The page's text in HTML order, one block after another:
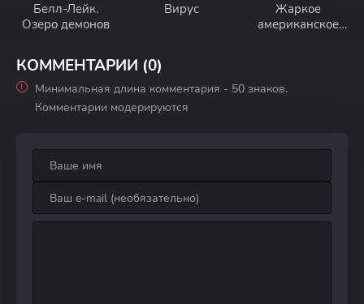
Белл-Лейк.
Озеро демонов
Вирус
Жаркое
американское
КОММЕНТАРИИ (0)
Минимальная длина комментария - 50 знаков.
Комментарии модерируются